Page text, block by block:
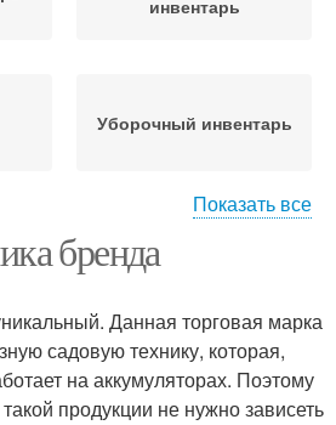
инвентарь
Уборочный инвентарь
Показать все
бренда
Данная торговая марка
садовую технику, которая,
на аккумуляторах. Поэтому
продукции не нужно зависеть